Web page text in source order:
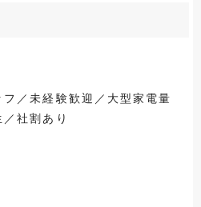
フ／未経験歓迎／大型家電量
社割あり